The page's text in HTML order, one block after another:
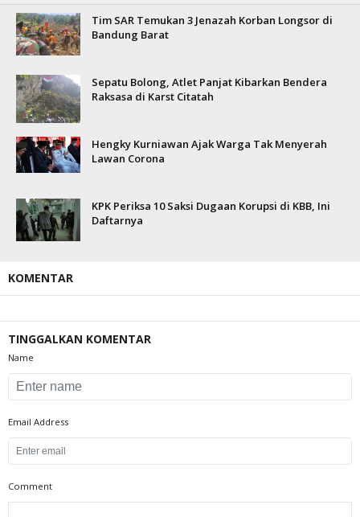
Tim SAR Temukan 3 Jenazah Korban Longsor di
Bandung Barat
Sepatu Bolong, Atlet Panjat Kibarkan Bendera
Raksasa di Karst Citatah
Hengky Kurniawan Ajak Warga Tak Menyerah
Lawan Corona
KPK Periksa 10 Saksi Dugaan Korupsi di KBB, Ini
Daftarnya
KOMENTAR
TINGGALKAN KOMENTAR
Name
Email Address
Comment